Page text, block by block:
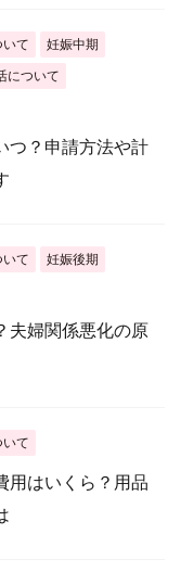
て 妊娠中期
について
つ？申請方法や計
て 妊娠後期
夫婦関係悪化の原
て
用はいくら？用品